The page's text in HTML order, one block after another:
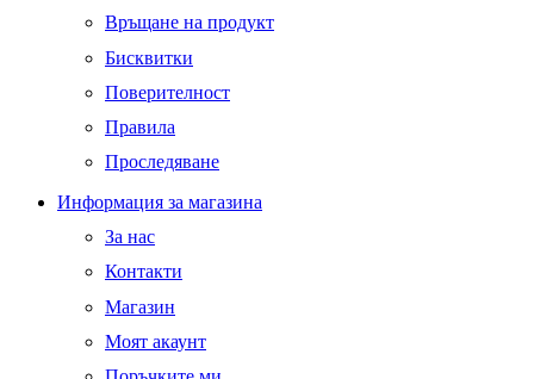
Връщане на продукт
Бисквитки
Поверителност
Правила
Проследяване
Информация за магазина
За нас
Контакти
Магазин
Моят акаунт